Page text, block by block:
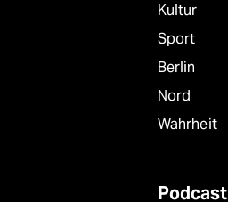
Kultur
Sport
Berlin
Nord
Wahrheit
Podcast